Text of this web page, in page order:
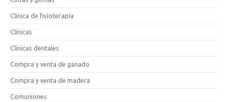
Clínica de fisioterapia
Clínicas
Clínicas dentales
Compra y venta de ganado
Compra y venta de madera
Comuniones